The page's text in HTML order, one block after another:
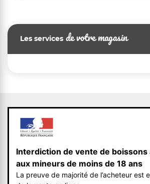
Les services de votre magasin
Interdiction de vente de boissons
aux mineurs de moins de 18 ans
La preuve de majorité de l’acheteur est